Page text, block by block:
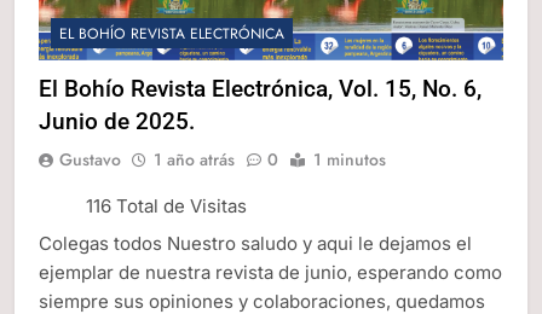
EL BOHÍO REVISTA ELECTRÓNICA
El Bohío Revista Electrónica, Vol. 15, No. 6,
Junio de 2025.
Gustavo 1 año atrás 0 1 minutos
116 Total de Visitas
Colegas todos Nuestro saludo y aqui le dejamos el
ejemplar de nuestra revista de junio, esperando como
siempre sus opiniones y colaboraciones, quedamos